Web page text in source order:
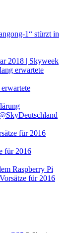
1“ stürzt in
2018 | Skyweek
erwartete
für 2016
für 2016
Raspberry Pi
für 2016